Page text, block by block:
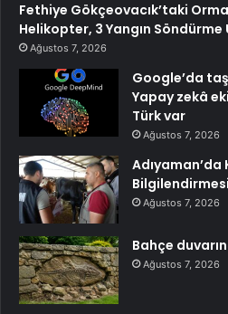
Fethiye Gökçeovacık’taki
Helikopter, 3 Yangın Söndürme
Ağustos 7, 2026
Google’da
Yapay zekâ
Türk var
Ağustos 7, 2026
Adıyaman’da
Bilgilendirmesi
Ağustos 7, 2026
Bahçe
Ağustos 7, 2026